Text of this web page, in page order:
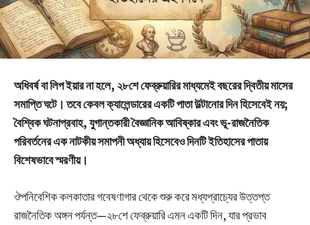
অধিবর্ষ বা লিপ ইয়ার না হলে, ২৮শে ফেব্রুয়ারির মাধ্যমেই বছরের দ্বিতীয় মাসের
সমাপ্তি ঘটে। তবে কেবল ক্যালেন্ডারের একটি পাতা উল্টানোর দিন হিসেবেই নয়;
বৈশ্বিক ঘটনাপ্রবাহ, যুগান্তকারী বৈজ্ঞানিক আবিষ্কার এবং ভূ-রাজনৈতিক
পরিবর্তনের এক নাটকীয় সমাপনী অধ্যায় হিসেবেও দিনটি ইতিহাসের পাতায়
বিশেষভাবে স্মরণীয়।
ঔপনিবেশিক কলকাতার গবেষণাগার থেকে শুরু করে মধ্যপ্রাচ্যের উত্তপ্ত
রাজনৈতিক অঙ্গন পর্যন্ত—২৮শে ফেব্রুয়ারি এমন একটি দিন, যার প্রভাব